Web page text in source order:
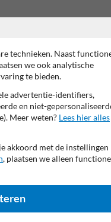
technieken. Naast
we ook analytische
te bieden.
advertentie-identifiers,
en niet-
Meer weten? Lees hier alles
akkoord met de instellingen
, plaatsen we alleen